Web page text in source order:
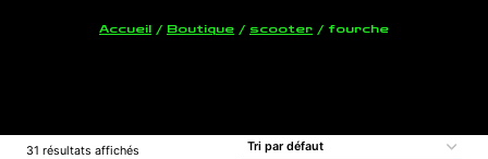
Accueil / Boutique / scooter / fourche
31 résultats affichés